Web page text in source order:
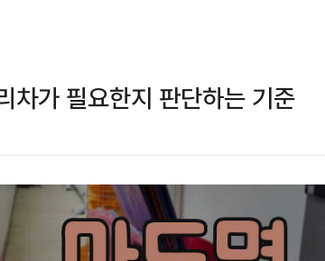
차가 필요한지 판단하는 기준